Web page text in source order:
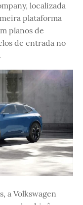
localizada
plataforma
planos de
de entrada no
a Volkswagen